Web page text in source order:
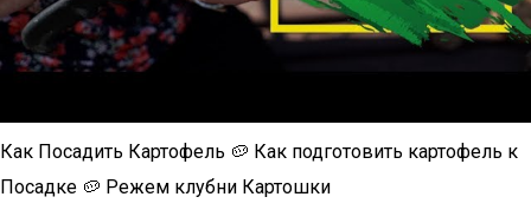
Как Посадить Картофель 🥔 Как подготовить картофель к
Посадке 🥔 Режем клубни Картошки